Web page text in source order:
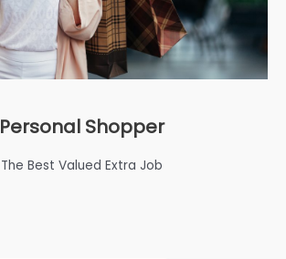
Personal Shopper
The Best Valued Extra Job